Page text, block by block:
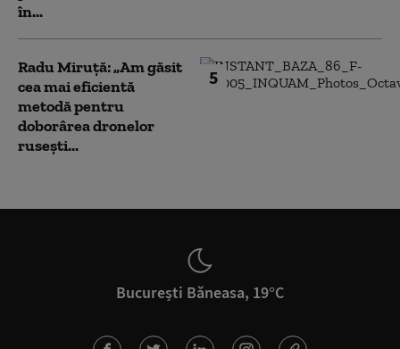
în...
5
Radu Miruță: „Am găsit
cea mai eficientă
metodă pentru
doborârea dronelor
rusești...
București Băneasa, 19°C